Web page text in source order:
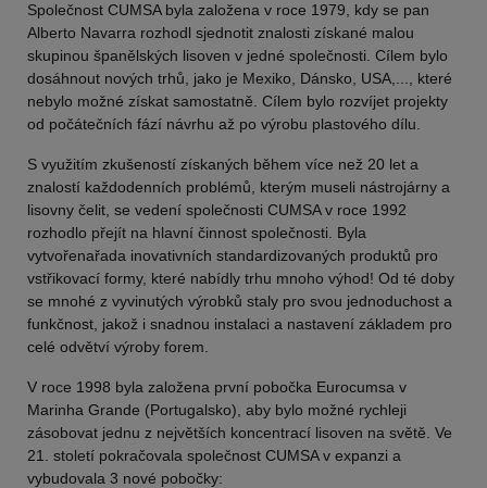
Společnost CUMSA byla založena v roce 1979, kdy se pan
Alberto Navarra rozhodl sjednotit znalosti získané malou
skupinou španělských lisoven v jedné společnosti. Cílem bylo
dosáhnout nových trhů, jako je Mexiko, Dánsko, USA,..., které
nebylo možné získat samostatně. Cílem bylo rozvíjet projekty
od počátečních fází návrhu až po výrobu plastového dílu.
S využitím zkušeností získaných během více než 20 let a
znalostí každodenních problémů, kterým museli nástrojárny a
lisovny čelit, se vedení společnosti CUMSA v roce 1992
rozhodlo přejít na hlavní činnost společnosti. Byla
vytvořenařada inovativních standardizovaných produktů pro
vstřikovací formy, které nabídly trhu mnoho výhod! Od té doby
se mnohé z vyvinutých výrobků staly pro svou jednoduchost a
funkčnost, jakož i snadnou instalaci a nastavení základem pro
celé odvětví výroby forem.
V roce 1998 byla založena první pobočka Eurocumsa v
Marinha Grande (Portugalsko), aby bylo možné rychleji
zásobovat jednu z největších koncentrací lisoven na světě. Ve
21. století pokračovala společnost CUMSA v expanzi a
vybudovala 3 nové pobočky: